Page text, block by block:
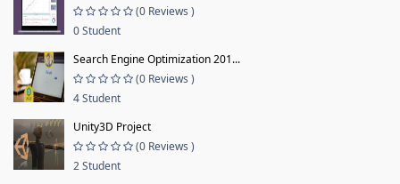
(0 Reviews )
0 Student
Search Engine Optimization 201...
(0 Reviews )
4 Student
Unity3D Project
(0 Reviews )
2 Student